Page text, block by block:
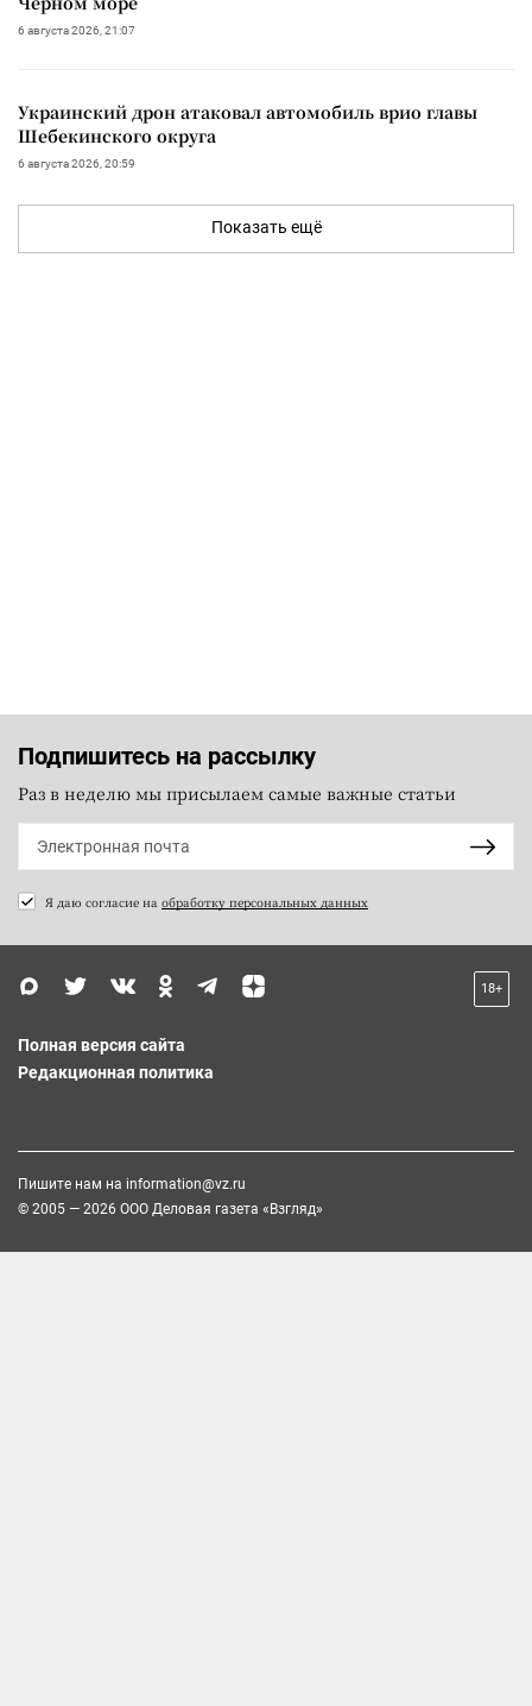
6 августа 2026, 21:07
Украинский дрон атаковал автомобиль врио главы
Шебекинского округа
6 августа 2026, 20:59
Показать ещё
Подпишитесь на рассылку
Раз в неделю мы присылаем самые важные статьи
Я даю согласие на обработку персональных данных
18+
Полная версия сайта
Редакционная политика
Пишите нам на information@vz.ru
© 2005 — 2026 ООО Деловая газета «Взгляд»